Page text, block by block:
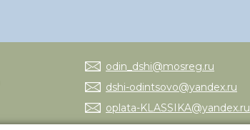
odin_dshi@mosreg.ru
dshi-odintsovo@yandex.ru
oplata-KLASSIKA@yandex.ru